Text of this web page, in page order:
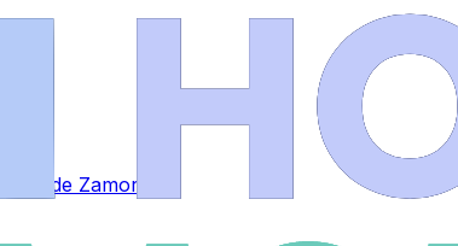
de Zamora